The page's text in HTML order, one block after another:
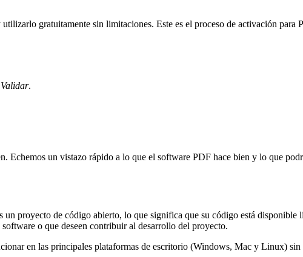
gratuitamente sin limitaciones. Este es el proceso de activación para
Validar.
Echemos un vistazo rápido a lo que el software PDF hace bien y lo que
proyecto de código abierto, lo que significa que su código está
o que deseen contribuir al desarrollo del proyecto.
en las principales plataformas de escritorio (Windows, Mac y Linux)